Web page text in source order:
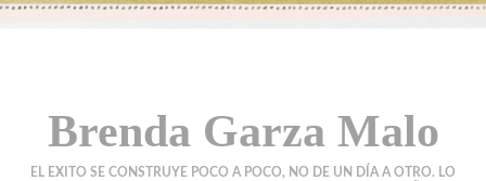
Brenda Garza Malo
EL EXITO SE CONSTRUYE POCO A POCO, NO DE UN DÍA A OTRO. LO